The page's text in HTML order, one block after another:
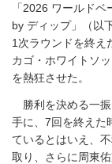
「2026 ワールド
by ディップ」（以
1次ラウンドを終え
カゴ・ホワイトソ
を熱狂させた。
勝利を決める一振
手に、7回を終えた
ているとはいえ、
取り、さらに周東